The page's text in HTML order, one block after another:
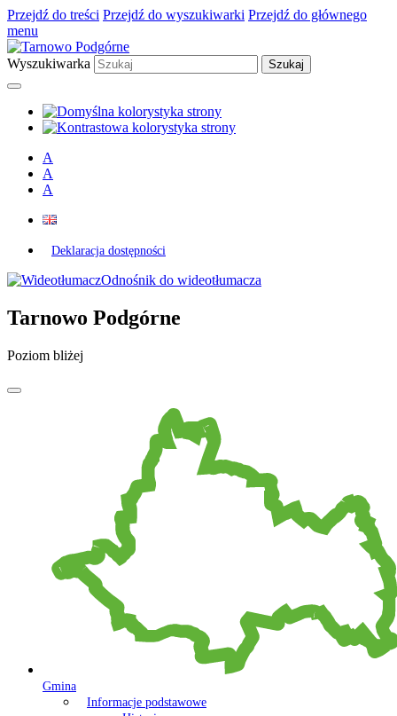
Przejdź do treści Przejdź do wyszukiwarki Przejdź do głównego
menu
Wyszukiwarka
A
A
A
Deklaracja dostępności
Odnośnik do wideotłumacza
Tarnowo Podgórne
Poziom bliżej
Gmina
Informacje podstawowe